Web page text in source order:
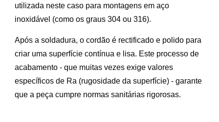
utilizada neste caso para montagens em aço
inoxidável (como os graus 304 ou 316).
Após a soldadura, o cordão é rectificado e polido para
criar uma superfície contínua e lisa. Este processo de
acabamento - que muitas vezes exige valores
específicos de Ra (rugosidade da superfície) - garante
que a peça cumpre normas sanitárias rigorosas.